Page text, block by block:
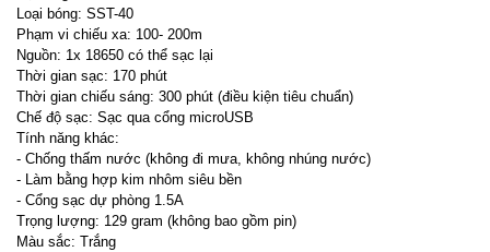
Loại bóng: SST-40
Phạm vi chiếu xa: 100- 200m
Nguồn: 1x 18650 có thể sạc lại
Thời gian sạc: 170 phút
Thời gian chiếu sáng: 300 phút (điều kiện tiêu chuẩn)
Chế độ sạc: Sạc qua cổng microUSB
Tính năng khác:
- Chống thấm nước (không đi mưa, không nhúng nước)
- Làm bằng hợp kim nhôm siêu bền
- Cổng sạc dự phòng 1.5A
Trọng lượng: 129 gram (không bao gồm pin)
Màu sắc: Trắng